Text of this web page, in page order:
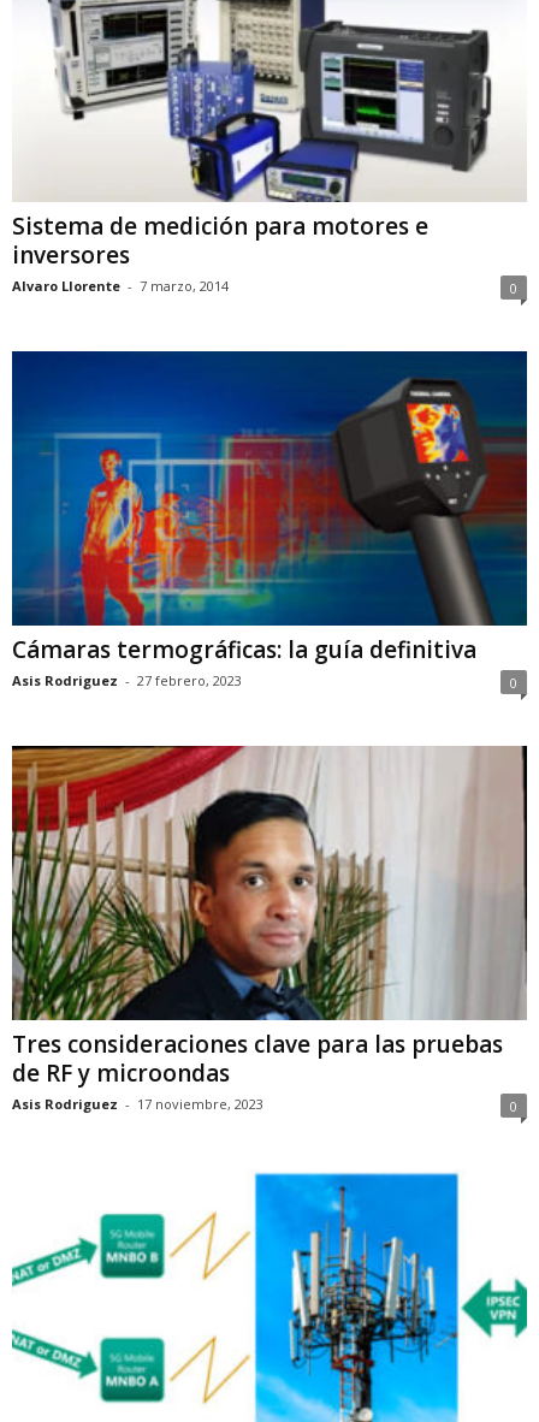
Sistema de medición para motores e
inversores
Alvaro Llorente - 7 marzo, 2014 0
Cámaras termográficas: la guía definitiva
Asis Rodriguez - 27 febrero, 2023 0
Tres consideraciones clave para las pruebas
de RF y microondas
Asis Rodriguez - 17 noviembre, 2023 0